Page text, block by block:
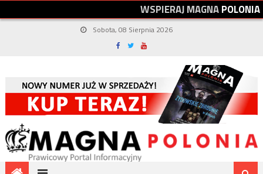
WSPIERAJMAGNAPOLONIA
Sobota, 08 Sierpnia 2026